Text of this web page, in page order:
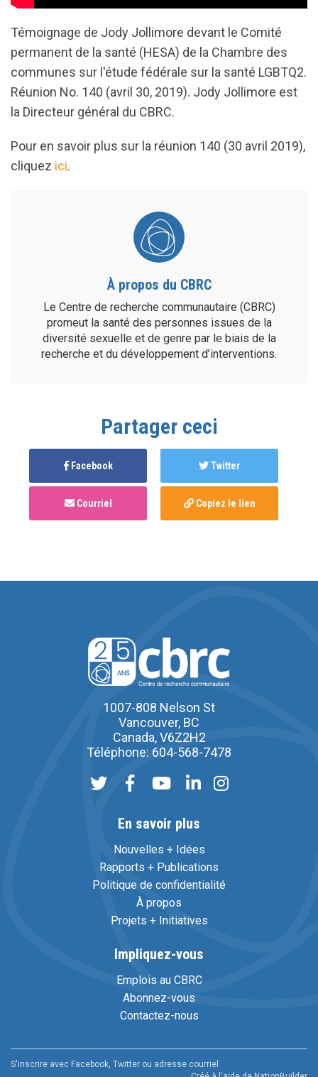
Témoignage de Jody Jollimore devant le Comité
permanent de la santé (HESA) de la Chambre des
communes sur l'étude fédérale sur la santé LGBTQ2.
Réunion No. 140 (avril 30, 2019). Jody Jollimore est
la Directeur général du CBRC.
Pour en savoir plus sur la réunion 140 (30 avril 2019),
cliquez ici.
À propos du CBRC
Le Centre de recherche communautaire (CBRC)
promeut la santé des personnes issues de la
diversité sexuelle et de genre par le biais de la
recherche et du développement d’interventions.
Partager ceci
Facebook Twitter
Courriel Copiez le lien
1007-808 Nelson St
Vancouver, BC
Canada, V6Z2H2
Téléphone: 604-568-7478
En savoir plus
Nouvelles + Idées
Rapports + Publications
Politique de confidentialité
À propos
Projets + Initiatives
Impliquez-vous
Emplois au CBRC
Abonnez-vous
Contactez-nous
S'inscrire avec Facebook, Twitter ou adresse courriel